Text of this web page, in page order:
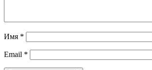
Имя *
Email *